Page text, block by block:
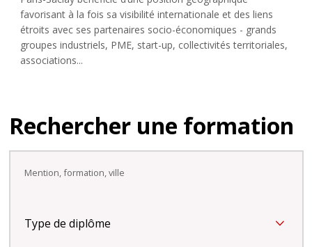
favorisant à la fois sa visibilité internationale et des liens
étroits avec ses partenaires socio-économiques - grands
groupes industriels, PME, start-up, collectivités territoriales,
associations...
Rechercher une formation
Type de diplôme